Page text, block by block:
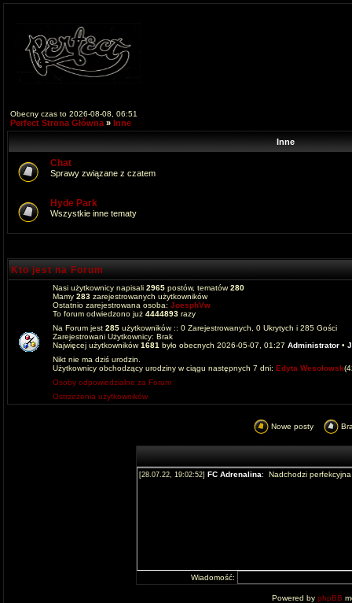
Obecny czas to 2026-08-08, 06:51
Perfect Strona Główna » Inne
Inne
Chat
Sprawy związane z czatem
Hyde Park
Wszystkie inne tematy
Kto jest na Forum
Nasi użytkownicy napisali 2965 postów, tematów280
Mamy 283 zarejestrowanych użytkowników
Ostatnio zarejestrowana osoba: JoesphVw
To forum odwiedzono już 4444893 razy
Na Forum jest 285 użytkowników :: 0 Zarejestrowanych, 0 Ukrytych i 285 Gości
Zarejestrowani Użytkownicy: Brak
Najwięcej użytkowników1681 było obecnych 2026-05-07, 01:27 Administrator •
Nikt nie ma dziś urodzin.
Użytkownicy obchodzący urodziny w ciągu następnych 7 dni: Edyta Wesolowsk
Osoby odpowiedzialne za Forum
Ostrzeżenia użytkowników
Nowe posty
Wiadomość:
Powered by phpBB